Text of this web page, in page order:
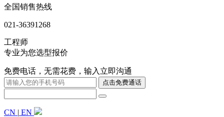
全国销售热线
021-36391268
工程师
专业为您选型报价
免费电话，无需花费，输入立即沟通
CN | EN